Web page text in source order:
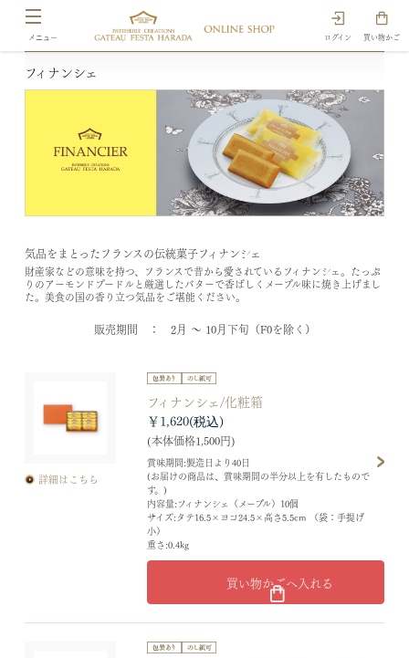
ログイン 買い物かご
フィナンシェ
気品をまとったフランスの伝統菓子フィナンシェ
財産家などの意味を持つ、フランスで昔から愛されているフィナンシェ。たっぷ
りのアーモンドプードルと厳選したバターで香ばしくメープル味に焼き上げまし
た。美食の国の香り立つ気品をご堪能ください。
販売期間 ： 2月 ～ 10月下旬（F0を除く）
詳細はこちら
フィナンシェ/化粧箱
賞味期間:製造日より40日
(お届けの商品は、賞味期間の半分以上を有したもので
す。)
内容量:フィナンシェ（メープル）10個
サイズ:タテ16.5×ヨコ24.5×高さ5.5cm （袋：手提げ
小）
重さ:0.4kg
￥1,620
(本体価格1,500円)
買い物かごへ入れる